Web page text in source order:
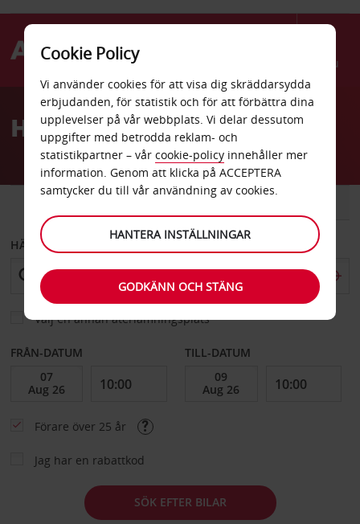
Menu
AvisHyrbil Reus flygplats
BIL
HÄMTA FRÅN
Välj en annan återlämningsplats
FRÅN-DATUM TILL-DATUM
Förare över 25 år
Jag har en rabattkod
SÖK EFTER BILAR
Cookie Policy
Vi använder cookies för att visa dig skräddarsydda
erbjudanden, för statistik och för att förbättra dina
upplevelser på vår webbplats. Vi delar dessutom
uppgifter med betrodda reklam- och
statistikpartner – vår cookie-policy innehåller mer
information. Genom att klicka på ACCEPTERA
samtycker du till vår användning av cookies.
HANTERA INSTÄLLNINGAR
GODKÄNN OCH STÄNG